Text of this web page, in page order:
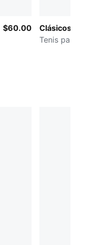
$60.00
Clásicos de
Tenis para